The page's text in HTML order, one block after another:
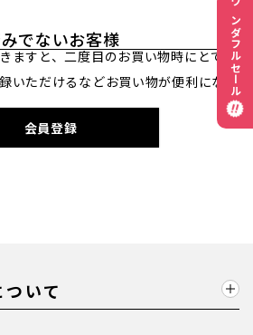
でないお客様
ますと、二度目のお買い物時にとて
いただけるなどお買い物が便利にな
会員登録
いて
ワンダフルセール